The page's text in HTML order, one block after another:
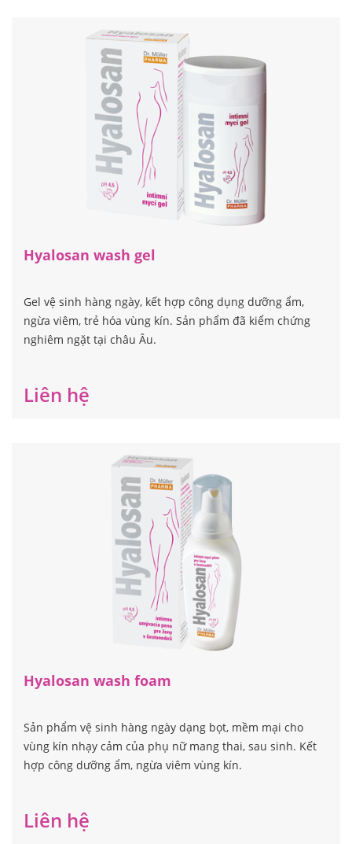
Gel vệ sinh hàng ngày, kết hợp công dụng dưỡng ẩm,
ngừa viêm, trẻ hóa vùng kín. Sản phẩm đã kiểm chứng
Sản phẩm vệ sinh hàng ngày dạng bọt, mềm mại cho
vùng kín nhạy cảm của phụ nữ mang thai, sau sinh. Kết